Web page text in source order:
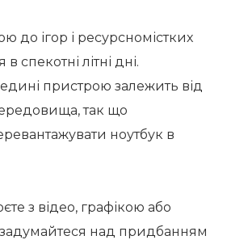
до ігор і ресурсномістких
спекотні літні дні.
пристрою залежить від
так що
ноутбук в
з відео, графікою або
над придбанням